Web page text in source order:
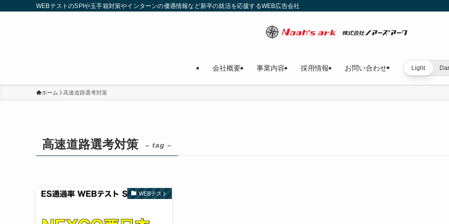
WEBテストのSPIや玉手箱対策やインターンの優遇情報など新卒の就活を応援するWEB広告会社
会社概要 事業内容 採用情報 お問い合わせ Light
ホーム 高速道路選考対策
高速道路選考対策 – tag –
WEBテスト